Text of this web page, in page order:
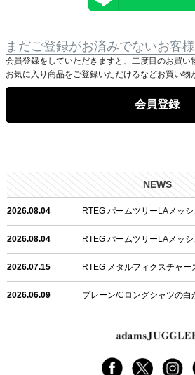
まだご登録がお済みでないお客様
会員登録をしていただきますと、二度目のお買い
お気に入り商品をご登録いただけるなどお買い物
会員登録
NEWS
2026.08.04 RTEG パームツリーLAメッ
2026.08.04 RTEG パームツリーLAメッ
2026.07.15 RTEG メタルフィクスチャー
2026.06.09 プレーン/Cロングシャツの白